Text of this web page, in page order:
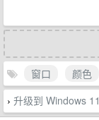
窗口 颜色
› 升级到 Windows 11